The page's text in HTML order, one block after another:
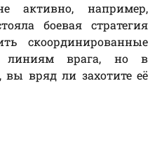
активно, например,
боевая стратегия
скоординированные
линиям врага, но в
вы вряд ли захотите её